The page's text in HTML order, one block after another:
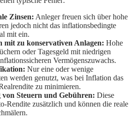
Zinsen: Anleger freuen sich über hohe
jedoch nicht das inflationsbedingte
mit ein.
mit zu konservativen Anlagen: Hohe
oder Tagesgeld mit niedrigen
Vermögenszuwachs.
Nur eine oder wenige
werden genutzt, was bei Inflation das
zu minimieren.
von Steuern und Gebühren: Diese
Rendite zusätzlich und können die reale